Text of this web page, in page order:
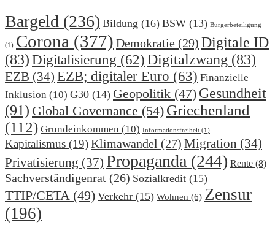
Bargeld (236) Bildung (16) BSW (13) Bürgerbeteiligung
(1) Corona (377) Demokratie (29) Digitale ID
(83) Digitalisierung (62) Digitalzwang (83)
EZB (34) EZB; digitaler Euro (63) Finanzielle
Inklusion (10) G30 (14) Geopolitik (47) Gesundheit
(91) Global Governance (54) Griechenland
(112) Grundeinkommen (10) Informationsfreiheit (1)
Kapitalismus (19)Klimawandel (27) Migration (34)
Privatisierung (37) Propaganda (244) Rente (8)
Sachverständigenrat (26) Sozialkredit (15)
TTIP/CETA (49) Verkehr (15) Wohnen (6) Zensur
(196)